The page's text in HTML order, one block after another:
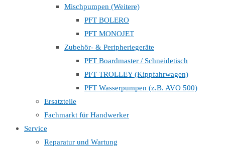
Mischpumpen (Weitere)
PFT BOLERO
PFT MONOJET
Zubehör- & Peripheriegeräte
PFT Boardmaster / Schneidetisch
PFT TROLLEY (Kippfahrwagen)
PFT Wasserpumpen (z.B. AVO 500)
Ersatzteile
Fachmarkt für Handwerker
Service
Reparatur und Wartung